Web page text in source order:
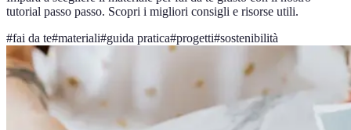
tutorial passo passo. Scopri i migliori consigli e risorse utili.
#fai da te#materiali#guida pratica#progetti#sostenibilità